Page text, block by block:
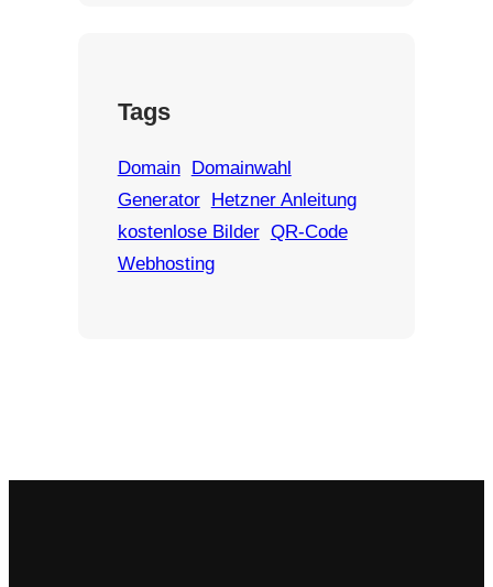
Tags
Domain Domainwahl
Generator Hetzner Anleitung
kostenlose Bilder QR-Code
Webhosting